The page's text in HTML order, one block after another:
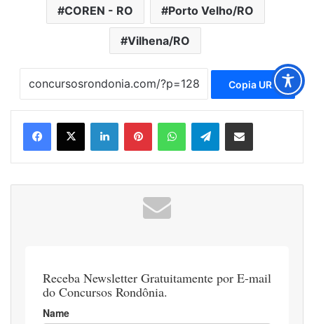
COREN - RO Porto Velho/RO
Vilhena/RO
Copia URL
LinkedinPinterestWhatsAppTelegramCompartilhar via e-mail